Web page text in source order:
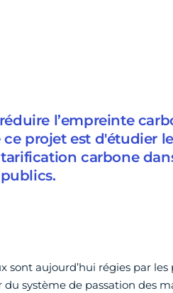
l’empreinte
projet est d'étudier
carbone
sont aujourd’hui régies par les
système de passation des